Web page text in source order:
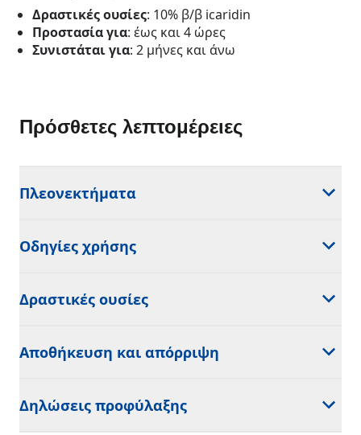
Δραστικές ουσίες: 10% β/β icaridin
Προστασία για: έως και 4 ώρες
Συνιστάται για: 2 μήνες και άνω
Πρόσθετες λεπτομέρειες
Πλεονεκτήματα
Οδηγίες χρήσης
Δραστικές ουσίες
Αποθήκευση και απόρριψη
Δηλώσεις προφύλαξης